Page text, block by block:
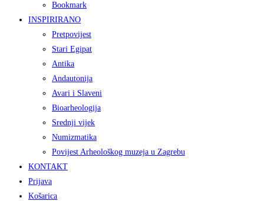
Bookmark
INSPIRIRANO
Pretpovijest
Stari Egipat
Antika
Andautonija
Avari i Slaveni
Bioarheologija
Srednji vijek
Numizmatika
Povijest Arheološkog muzeja u Zagrebu
KONTAKT
Prijava
Košarica